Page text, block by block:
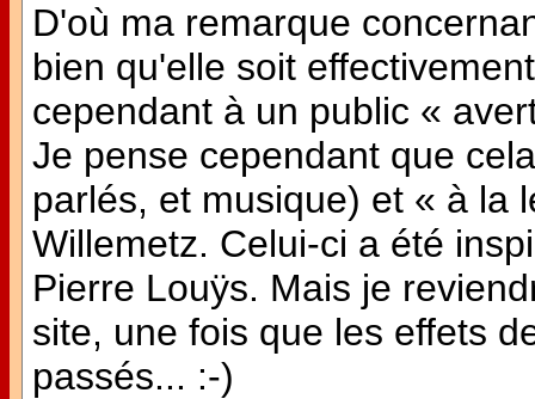
D'où ma remarque
bien qu'elle soit
cependant à un public «
Je pense cependant que
parlés, et musique) et « à la
Willemetz. Celui-ci a été
Pierre Louÿs. Mais je
site, une fois que les effets
passés... :-)